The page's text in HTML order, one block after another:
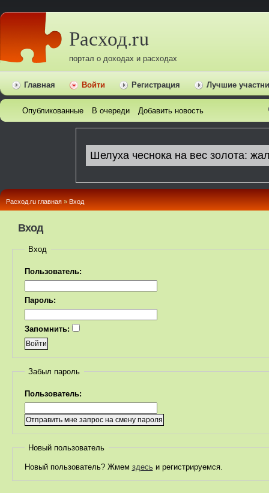
Расход.ru
портал о доходах и расходах
Главная Войти Регистрация Лучшие
Опубликованные В очереди Добавить новость
Расход.ru главная » Вход
Вход
Вход
Пользователь:
Пароль:
Запомнить:
Забыл пароль
Пользователь:
Новый пользователь
Новый пользователь? Жмем здесьи регистрируемся.